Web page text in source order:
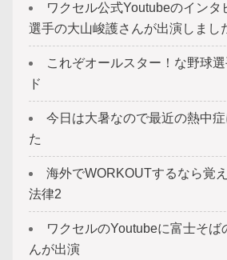
ワクセル公式Youtubeのインタ
選手の大山峻護さんが出演しまし
これぞオールスター！な野球
ド
今日は大暑なので最近の熱中
た
海外でWORKOUTするなら覚
法律2
ワクセルのYoutubeに富士そば
んが出演